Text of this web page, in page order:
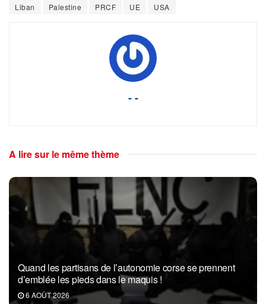
Liban
Palestine PRCF UE USA
- -
A lire sur le même thème
Quand les partisans de l’autonomie corse se prennent
d’emblée les pieds dans le maquis !
6 AOÛT 2026